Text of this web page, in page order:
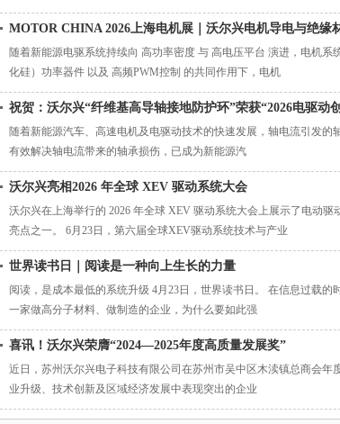
MOTOR CHINA 2026上海电机展｜沃尔兴电机导电与绝缘
随着新能源电驱系统持续向 高功率密度 与 高电压平台 演进，电机
化硅）功率器件 以及 高频PWM控制 的共同作用下，电机
祝贺：沃尔兴“纤维基高导轴接地防护环”荣获“2026电驱动
随着新能源汽车、高速电机及电驱动技术的快速发展，轴电流引发
有效解决轴电流带来的轴承损伤，已成为新能源汽
沃尔兴亮相2026 年全球 XEV 驱动系统大会
沃尔兴在上海举行的 2026 年全球 XEV 驱动系统大会上展示了电动
亮点之一。 6月23日，第六届全球XEV驱动系统技术与产业
世界读书日｜阅读是一种向上生长的力量
阅读，是成本最低的系统升级 4月23日，世界读书日。 在信息过载
一家做高分子材料、做制造的企业，为什么要如此强
喜讯！沃尔兴荣膺“2024—2025年度高质量发展奖”
近日，苏州沃尔兴电子科技有限公司在苏州市吴中区木渎镇总商会年
业升级、技术创新及区域经济发展中表现突出的企业